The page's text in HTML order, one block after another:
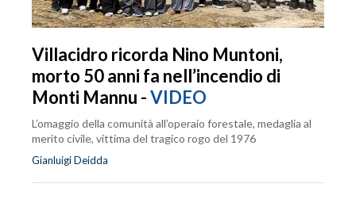
Villacidro ricorda Nino Muntoni,
morto 50 anni fa nell’incendio di
Monti Mannu -VIDEO
L’omaggio della comunità all’operaio forestale, medaglia al
merito civile, vittima del tragico rogo del 1976
Gianluigi Deidda